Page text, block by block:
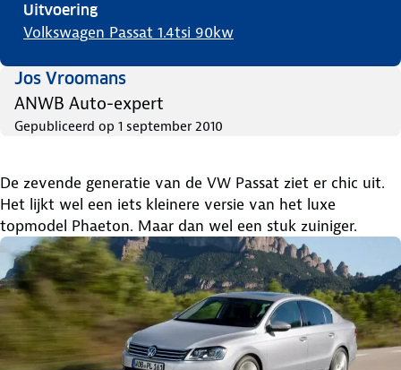
Uitvoering
Volkswagen Passat 1.4tsi 90kw
Jos Vroomans
ANWB Auto-expert
Gepubliceerd op 1 september 2010
De zevende generatie van de VW Passat ziet er chic uit.
Het lijkt wel een iets kleinere versie van het luxe
topmodel Phaeton. Maar dan wel een stuk zuiniger.